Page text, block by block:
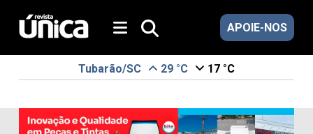
APOIE-NOS
Tubarão/SC 29 °C 17 °C